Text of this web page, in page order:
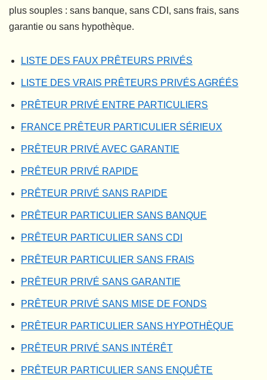
plus souples : sans banque, sans CDI, sans frais, sans
garantie ou sans hypothèque.
LISTE DES FAUX PRÊTEURS PRIVÉS
LISTE DES VRAIS PRÊTEURS PRIVÉS AGRÉÉS
PRÊTEUR PRIVÉ ENTRE PARTICULIERS
FRANCE PRÊTEUR PARTICULIER SÉRIEUX
PRÊTEUR PRIVÉ AVEC GARANTIE
PRÊTEUR PRIVÉ RAPIDE
PRÊTEUR PRIVÉ SANS RAPIDE
PRÊTEUR PARTICULIER SANS BANQUE
PRÊTEUR PARTICULIER SANS CDI
PRÊTEUR PARTICULIER SANS FRAIS
PRÊTEUR PRIVÉ SANS GARANTIE
PRÊTEUR PRIVÉ SANS MISE DE FONDS
PRÊTEUR PARTICULIER SANS HYPOTHÈQUE
PRÊTEUR PRIVÉ SANS INTÉRÊT
PRÊTEUR PARTICULIER SANS ENQUÊTE